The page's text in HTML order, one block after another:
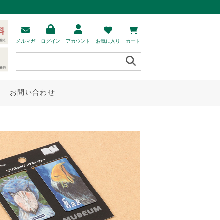
メルマガ ログイン アカウント お気に入り カート
お問い合わせ